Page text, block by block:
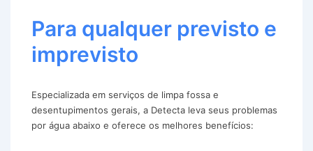
Para qualquer previsto e
imprevisto
Especializada em serviços de limpa fossa e
desentupimentos gerais, a Detecta leva seus problemas
por água abaixo e oferece os melhores benefícios: